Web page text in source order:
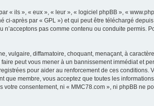
« ils », « eux », « leur », « logiciel phpBB », «
ci-après par « GPL ») et qui peut être téléchargé depuis
n’acceptons pas comme contenu ou conduite permis.
vulgaire, diffamatoire, choquant, menaçant, à
peut vous mener à un bannissement immédiat et
pour aider au renforcement de ces
que membre, vous acceptez que toutes les
consentement, ni « MMC78.com », ni phpBB ne